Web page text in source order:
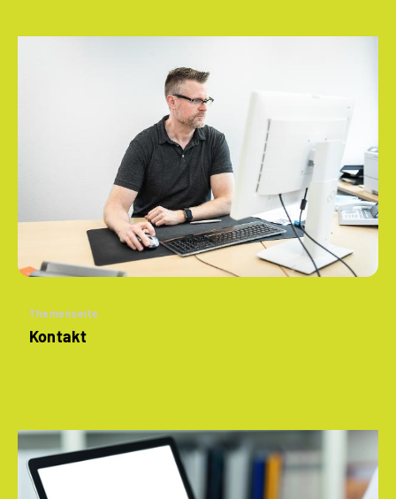
Themenseite
Kontakt